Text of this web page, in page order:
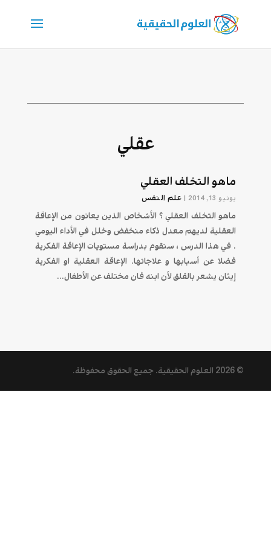
عقلي
ماهو التخلف العقلي
يونيو 13, 2014 | علم النفس
ماهو التخلف العقلي ؟ الأشخاص الذين يعانون من الإعاقة
العقلية لديهم معدل ذكاء منخفض وخلل في الأداء اليومي
. في هذا الدرس ، سنقوم بدراسة مستويات الإعاقة الفكرية
فضلا عن أسبابها و علاجاتها. الإعاقة العقلية او الفكرية
إيثان يشعر بالقلق لأن ابنه فان مختلف عن الأطفال...
© 2026 العلوم الحقيقية. جميع الحقوق محفوظة.